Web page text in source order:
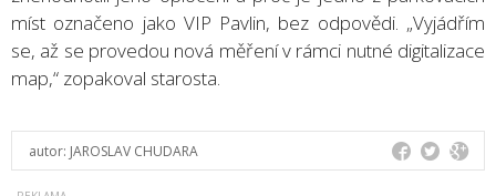
míst označeno jako VIP Pavlin, bez odpovědi. „Vyjádřím
se, až se provedou nová měření v rámci nutné digitalizace
map,“ zopakoval starosta.
autor: JAROSLAV CHUDARA